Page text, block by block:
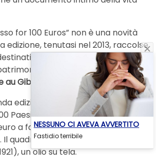
for 100 Euros” non è una novità
edizione, tenutasi nel 2013, raccolse
alla salvaguardia della città
dell’UNESCO, con in palio il
au Gibus”
edizione vendette oltre 51.000
Paesi, raccogliendo nuovamente
a favore dell’organizzazione
Il quadro sorteggiato fu il celebre
un olio su tela.
NESSUNO CI AVEVA AVVERTITO
Fastidio terribile